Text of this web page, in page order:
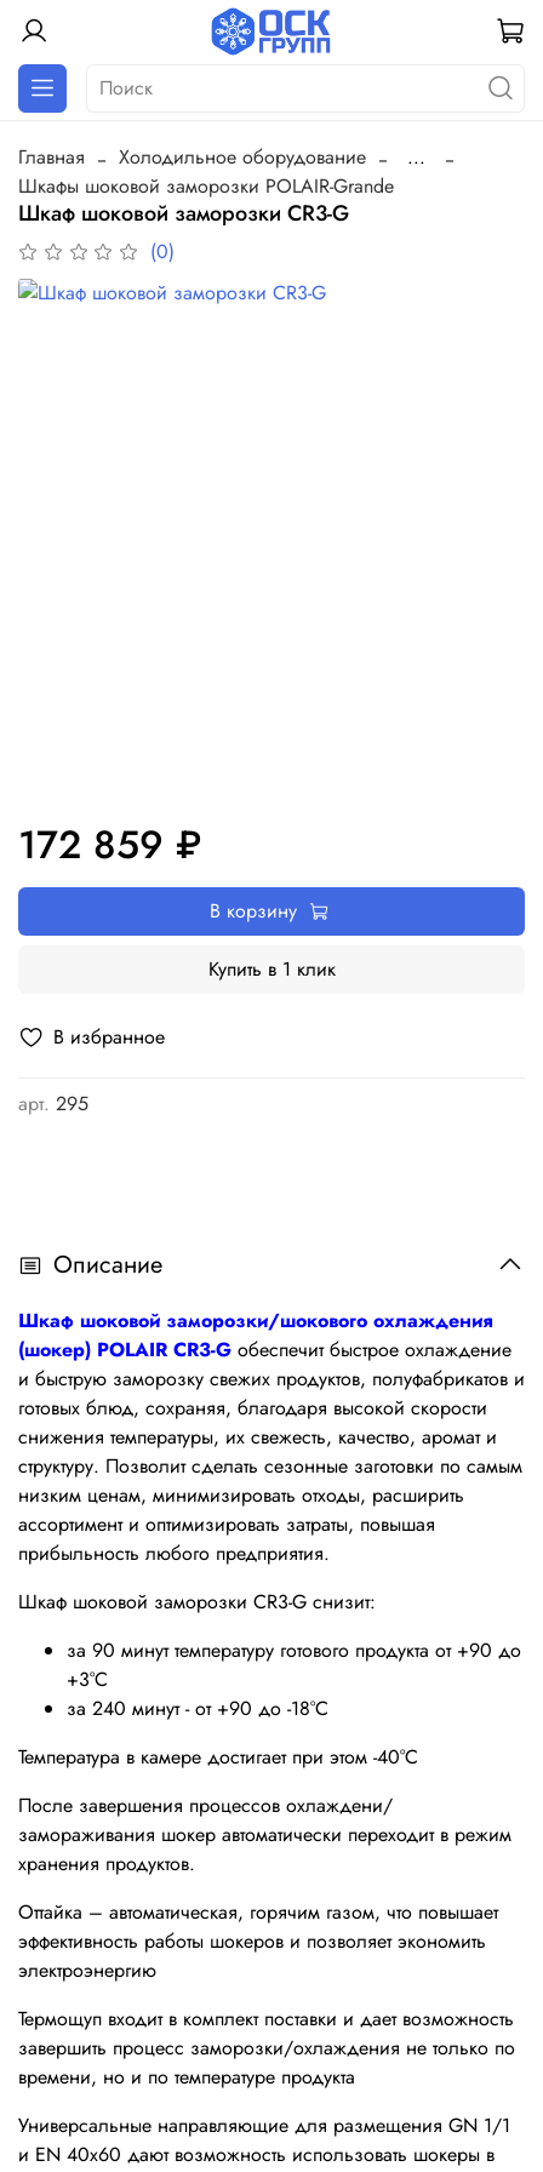
Главная Холодильное оборудование
...
Шкафы шоковой заморозки POLAIR-Grande
Шкаф шоковой заморозки CR3-G
(0)
В избранное
арт. 295
172 859 ₽
В корзину
Купить в 1 клик
Описание
Шкаф шоковой заморозки/шокового охлаждения
(шокер) POLAIR CR3-G обеспечит быстрое охлаждение
и быструю заморозку свежих продуктов, полуфабрикатов и
готовых блюд, сохраняя, благодаря высокой скорости
cнижения температуры, их свежесть, качество, аромат и
структуру. Позволит сделать сезонные заготовки по самым
низким ценам, минимизировать отходы, расширить
ассортимент и оптимизировать затраты, повышая
прибыльность любого предприятия.
Шкаф шоковой заморозки CR3-G снизит:
за 90 минут температуру готового продукта от +90 до
+3°С
за 240 минут - от +90 до -18°С
Температура в камере достигает при этом -40°С
После завершения процессов охлаждени/
замораживания шокер автоматически переходит в режим
хранения продуктов.
Оттайка – автоматическая, горячим газом, что повышает
эффективность работы шокеров и позволяет экономить
электроэнергию
Термощуп входит в комплект поставки и дает возможность
завершить процесс заморозки/охлаждения не только по
времени, но и по температуре продукта
Универсальные направляющие для размещения GN 1/1
и EN 40x60 дают возможность использовать шокеры в